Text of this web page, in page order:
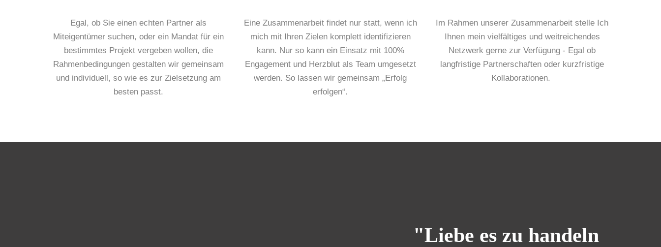
Egal, ob Sie einen echten Partner als
Miteigentümer suchen, oder ein Mandat für ein
bestimmtes Projekt vergeben wollen, die
Rahmenbedingungen gestalten wir gemeinsam
und individuell, so wie es zur Zielsetzung am
besten passt.
Eine Zusammenarbeit findet nur statt, wenn ich
mich mit Ihren Zielen komplett identifizieren
kann. Nur so kann ein Einsatz mit 100%
Engagement und Herzblut als Team umgesetzt
werden. So lassen wir gemeinsam „Erfolg
erfolgen“.
Im Rahmen unserer Zusammenarbeit stelle Ich
Ihnen mein vielfältiges und weitreichendes
Netzwerk gerne zur Verfügung - Egal ob
langfristige Partnerschaften oder kurzfristige
Kollaborationen.
"Liebe es zu handeln